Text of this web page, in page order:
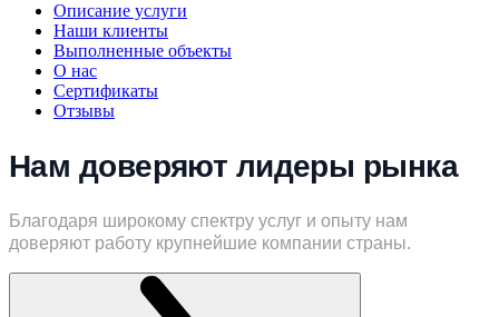
Описание услуги
Наши клиенты
Выполненные объекты
О нас
Сертификаты
Отзывы
Нам доверяют лидеры рынка
Благодаря широкому спектру услуг и опыту нам
доверяют работу крупнейшие компании страны.